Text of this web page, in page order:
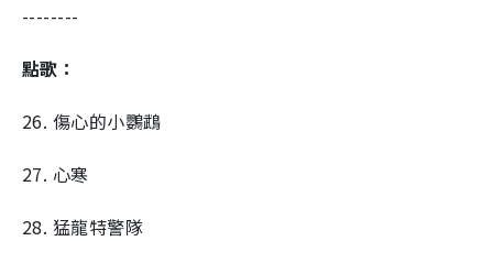
--------
點歌：
26. 傷心的小鸚鵡
27. 心寒
28. 猛龍特警隊